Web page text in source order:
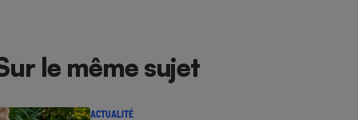
le même sujet
ACTUALITÉ